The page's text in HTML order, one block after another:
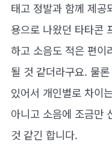
태고 정발과 함께 제공
용으로 나왔던 타타콘
하고 소음도 적은 편이
될 것 같더라구요. 물
있어서 개인별로 차이
아니고 소음에 조금만
것 같긴 합니다.